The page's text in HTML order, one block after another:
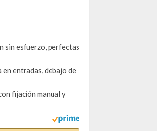
sin esfuerzo, perfectas
entradas, debajo de
fijación manual y